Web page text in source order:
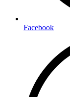
Facebook